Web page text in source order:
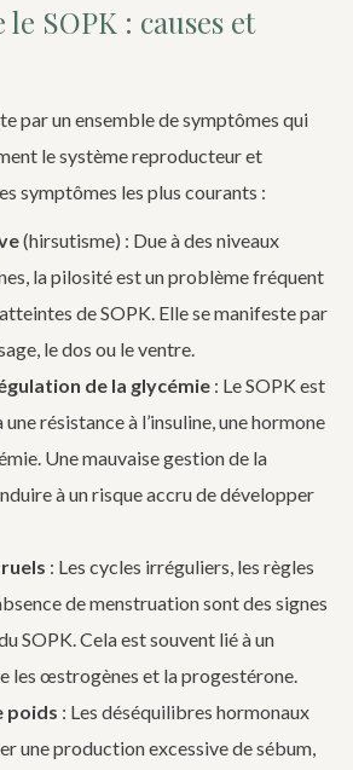
SOPK : causes et
par un ensemble de symptômes qui
le système reproducteur et
symptômes les plus courants :
(hirsutisme) : Due à des niveaux
la pilosité est un problème fréquent
de SOPK. Elle se manifeste par
le dos ou le ventre.
de la glycémie : Le SOPK est
résistance à l’insuline, une hormone
Une mauvaise gestion de la
à un risque accru de développer
: Les cycles irréguliers, les règles
de menstruation sont des signes
SOPK. Cela est souvent lié à un
les œstrogènes et la progestérone.
poids : Les déséquilibres hormonaux
une production excessive de sébum,